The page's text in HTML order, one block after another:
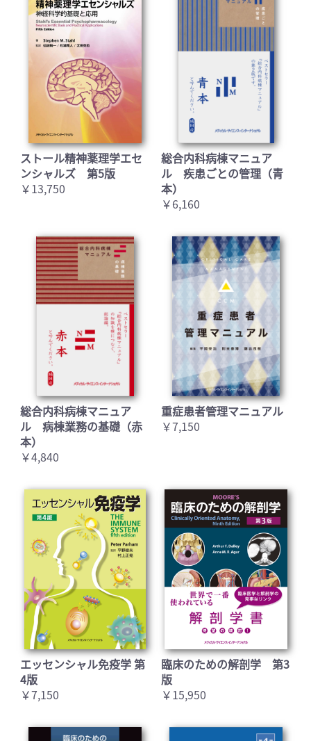
ストール精神薬理学エセ
ンシャルズ 第5版
￥13,750
総合内科病棟マニュア
ル 疾患ごとの管理（青
本）
￥6,160
総合内科病棟マニュア
ル 病棟業務の基礎（赤
本）
￥4,840
重症患者管理マニュアル
￥7,150
エッセンシャル免疫学 第
4版
￥7,150
臨床のための解剖学 第3
版
￥15,950